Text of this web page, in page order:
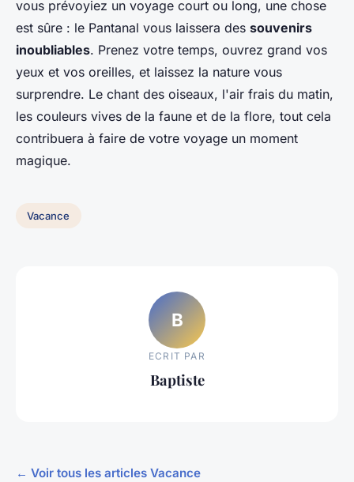
vous prévoyiez un voyage court ou long, une chose
est sûre : le Pantanal vous laissera des souvenirs
inoubliables. Prenez votre temps, ouvrez grand vos
yeux et vos oreilles, et laissez la nature vous
surprendre. Le chant des oiseaux, l'air frais du matin,
les couleurs vives de la faune et de la flore, tout cela
contribuera à faire de votre voyage un moment
magique.
Vacance
B
ECRIT PAR
Baptiste
← Voir tous les articles Vacance